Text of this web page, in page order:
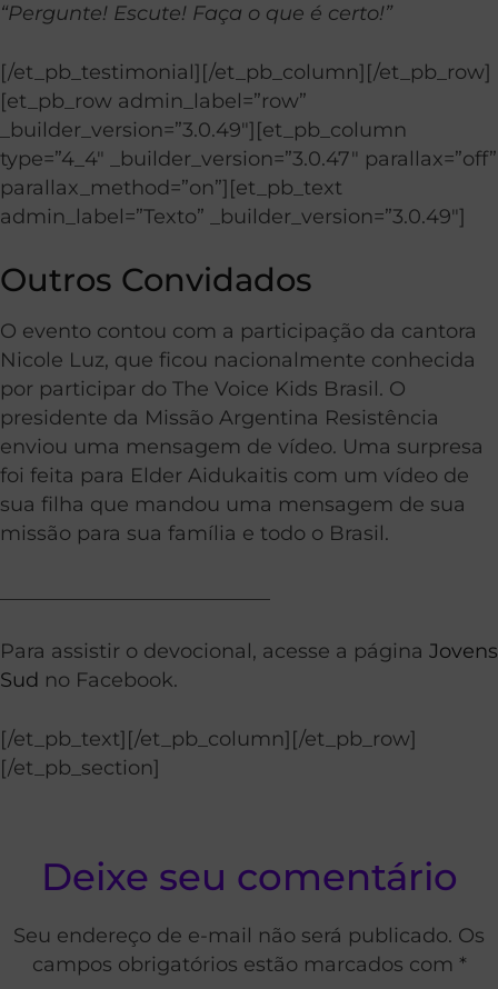
“Pergunte! Escute! Faça o que é certo!”
[/et_pb_testimonial][/et_pb_column][/et_pb_row]
[et_pb_row admin_label=”row”
_builder_version=”3.0.49″][et_pb_column
type=”4_4″ _builder_version=”3.0.47″ parallax=”off”
parallax_method=”on”][et_pb_text
admin_label=”Texto” _builder_version=”3.0.49″]
Outros Convidados
O evento contou com a participação da cantora
Nicole Luz, que ficou nacionalmente conhecida
por participar do The Voice Kids Brasil. O
presidente da Missão Argentina Resistência
enviou uma mensagem de vídeo. Uma surpresa
foi feita para Elder Aidukaitis com um vídeo de
sua filha que mandou uma mensagem de sua
missão para sua família e todo o Brasil.
Para assistir o devocional, acesse a página Jovens
Sud no Facebook.
[/et_pb_text][/et_pb_column][/et_pb_row]
[/et_pb_section]
Deixe seu comentário
Seu endereço de e-mail não será publicado. Os
campos obrigatórios estão marcados com *